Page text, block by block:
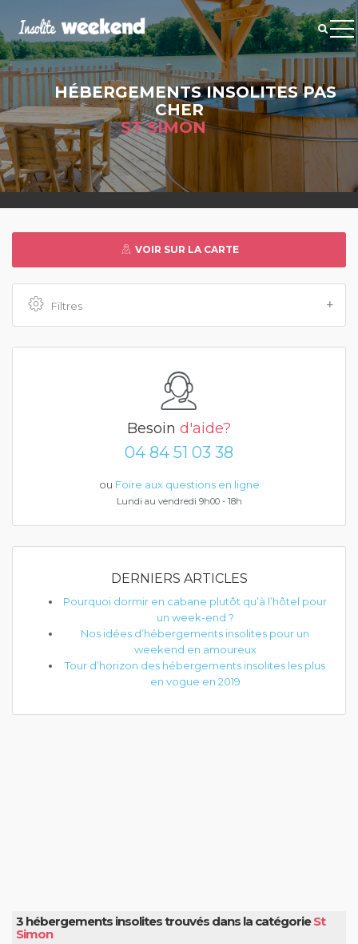
HÉBERGEMENTS INSOLITES PAS
CHER
ST SIMON
VOIR SUR LA CARTE
Filtres
Besoin d'aide?
04 84 51 03 38
ou Foire aux questions en ligne
Lundi au vendredi 9h00 - 18h
DERNIERS ARTICLES
Pourquoi dormir en cabane plutôt qu’à l’hôtel pour
un week-end ?
Nos idées d’hébergements insolites pour un
weekend en amoureux
Tour d’horizon des hébergements insolites les plus
en vogue en 2019
3 hébergements insolites trouvés dans la catégorieSt
Simon